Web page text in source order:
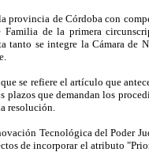
provincia de Córdoba con
Familia de la primera
se integre la Cámara de
se refiere el artículo que
que demandan los
resolución.
Tecnológica del Poder
de incorporar el atributo